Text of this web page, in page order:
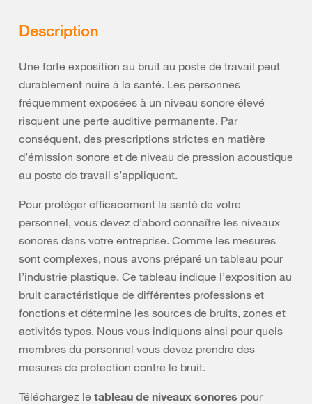
Description
Une forte exposition au bruit au poste de travail peut
durablement nuire à la santé. Les personnes
fréquemment exposées à un niveau sonore élevé
risquent une perte auditive permanente. Par
conséquent, des prescriptions strictes en matière
d’émission sonore et de niveau de pression acoustique
au poste de travail s’appliquent.
Pour protéger efficacement la santé de votre
personnel, vous devez d’abord connaître les niveaux
sonores dans votre entreprise. Comme les mesures
sont complexes, nous avons préparé un tableau pour
l’industrie plastique. Ce tableau indique l’exposition au
bruit caractéristique de différentes professions et
fonctions et détermine les sources de bruits, zones et
activités types. Nous vous indiquons ainsi pour quels
membres du personnel vous devez prendre des
mesures de protection contre le bruit.
Téléchargez le tableau de niveaux sonores pour